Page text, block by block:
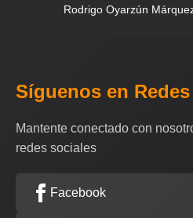
Rodrigo Oyarzún
Síguenos en
Mantente conectado con
redes sociales
Facebook